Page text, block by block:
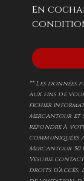
En
** Les données
aux fins de
fichier
Mercantour et
répondre à
communiquées
Mercantour 50
Vesubie
droits d’accès,